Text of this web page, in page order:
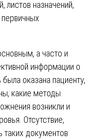
листов назначений,
а часто и
информации о
оказана пациенту,
какие методы
возникли и
Отсутствие,
таких документов